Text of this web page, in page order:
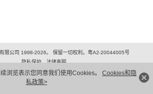
浏览表示您同意我们使用Cookies。 Cookies和隐
私政策>
限公司 1998-2026。 保留一切权利。粤A2-20044005号
隐私保护
法律声明